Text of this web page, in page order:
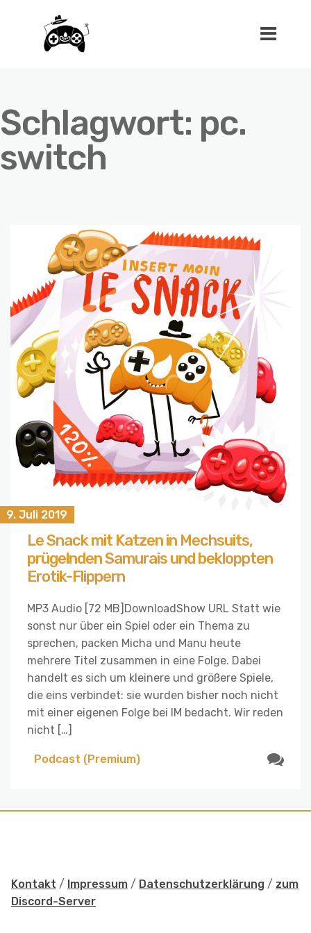
Schlagwort: pc.
switch
9. Juli 2019
Le Snack mit Katzen in Mechsuits,
prügelnden Samurais und bekloppten
Erotik-Flippern
MP3 Audio [72 MB]DownloadShow URL Statt wie
sonst nur über ein Spiel oder ein Thema zu
sprechen, packen Micha und Manu heute
mehrere Titel zusammen in eine Folge. Dabei
handelt es sich um kleinere und größere Spiele,
die eins verbindet: sie wurden bisher noch nicht
mit einer eigenen Folge bei IM bedacht. Wir reden
nicht […]
Podcast (Premium)
Kontakt / Impressum / Datenschutzerklärung / zum
Discord-Server